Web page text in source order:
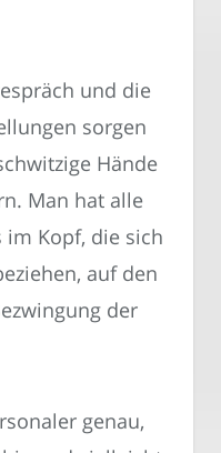
und die
sorgen
Hände
Man hat alle
Kopf, die sich
auf den
der
genau,